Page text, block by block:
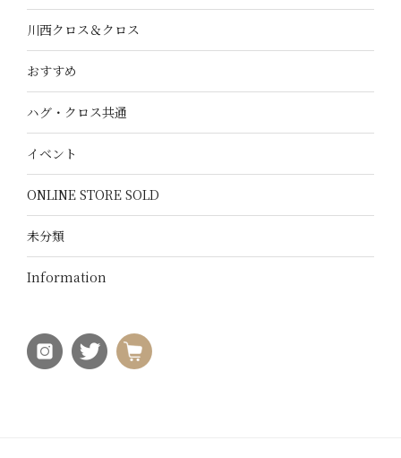
川西クロス＆クロス
おすすめ
ハグ・クロス共通
イベント
ONLINE STORE SOLD
未分類
Information